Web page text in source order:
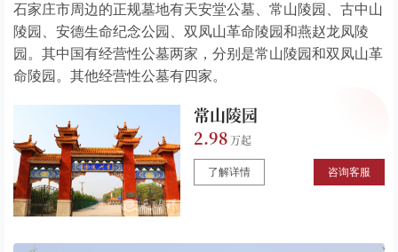
石家庄市周边的正规墓地有天安堂公墓、常山陵园、古中山
陵园、安德生命纪念公园、双凤山革命陵园和燕赵龙凤陵
园。其中国有经营性公墓两家，分别是常山陵园和双凤山革
命陵园。其他经营性公墓有四家。
常山陵园
2.98
了解详情 咨询客服